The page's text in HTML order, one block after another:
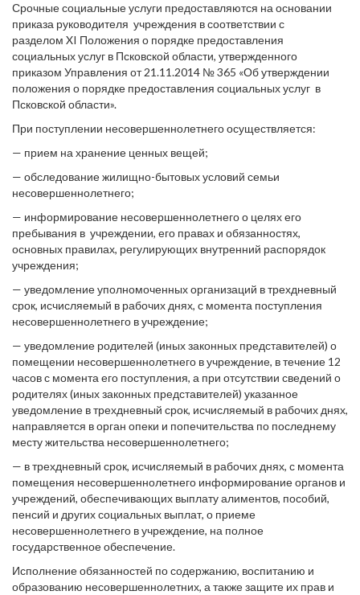
Срочные социальные услуги предоставляются на основании
приказа руководителя учреждения в соответствии с
разделом XI Положения о порядке предоставления
социальных услуг в Псковской области, утвержденного
приказом Управления от 21.11.2014 № 365 «Об утверждении
положения о порядке предоставления социальных услуг в
Псковской области».
При поступлении несовершеннолетнего осуществляется:
— прием на хранение ценных вещей;
— обследование жилищно-бытовых условий семьи
несовершеннолетнего;
— информирование несовершеннолетнего о целях его
пребывания в учреждении, его правах и обязанностях,
основных правилах, регулирующих внутренний распорядок
учреждения;
— уведомление уполномоченных организаций в трехдневный
срок, исчисляемый в рабочих днях, с момента поступления
несовершеннолетнего в учреждение;
— уведомление родителей (иных законных представителей) о
помещении несовершеннолетнего в учреждение, в течение 12
часов с момента его поступления, а при отсутствии сведений о
родителях (иных законных представителей) указанное
уведомление в трехдневный срок, исчисляемый в рабочих днях,
направляется в орган опеки и попечительства по последнему
месту жительства несовершеннолетнего;
— в трехдневный срок, исчисляемый в рабочих днях, с момента
помещения несовершеннолетнего информирование органов и
учреждений, обеспечивающих выплату алиментов, пособий,
пенсий и других социальных выплат, о приеме
несовершеннолетнего в учреждение, на полное
государственное обеспечение.
Исполнение обязанностей по содержанию, воспитанию и
образованию несовершеннолетних, а также защите их прав и